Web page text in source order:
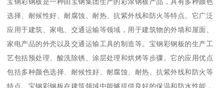
选择、耐候性好、耐腐蚀、耐热、抗紫外线和防火等特点。它广泛
应用于建筑、家电、交通运输等领域，用于建筑物的外墙和屋面、
家电产品的外壳以及交通运输工具的制造等。宝钢彩钢板的生产工
艺包括预处理、酸洗除锈、涂层处理和烘烤等步骤。它的应用优点
包括多种颜色选择、耐候性好、耐腐蚀、耐热、抗紫外线和防火等
特点。宝钢彩钢板在建筑领域中能够提供良好的保温和防水性能，